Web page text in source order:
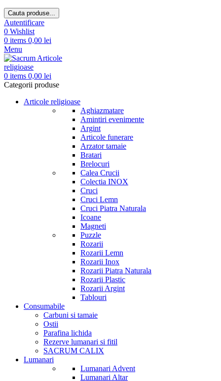
Cauta produse...
Autentificare
0 Wishlist
0 items 0,00 lei
Menu
0 items 0,00 lei
Categorii produse
Articole religioase
Aghiazmatare
Amintiri evenimente
Argint
Articole funerare
Arzator tamaie
Bratari
Brelocuri
Calea Crucii
Colectia INOX
Cruci
Cruci Lemn
Cruci Piatra Naturala
Icoane
Magneti
Puzzle
Rozarii
Rozarii Lemn
Rozarii Inox
Rozarii Piatra Naturala
Rozarii Plastic
Rozarii Argint
Tablouri
Consumabile
Carbuni si tamaie
Ostii
Parafina lichida
Rezerve lumanari si fitil
SACRUM CALIX
Lumanari
Lumanari Advent
Lumanari Altar